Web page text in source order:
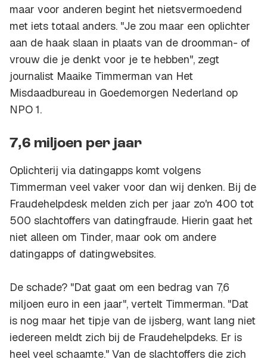
maar voor anderen begint het nietsvermoedend
met iets totaal anders. "Je zou maar een oplichter
aan de haak slaan in plaats van de droomman- of
vrouw die je denkt voor je te hebben", zegt
journalist Maaike Timmerman van Het
Misdaadbureau in Goedemorgen Nederland op
NPO 1.
7,6 miljoen per jaar
Oplichterij via datingapps komt volgens
Timmerman veel vaker voor dan wij denken. Bij de
Fraudehelpdesk melden zich per jaar zo'n 400 tot
500 slachtoffers van datingfraude. Hierin gaat het
niet alleen om Tinder, maar ook om andere
datingapps of datingwebsites.
De schade? "Dat gaat om een bedrag van 7,6
miljoen euro in een jaar", vertelt Timmerman. "Dat
is nog maar het tipje van de ijsberg, want lang niet
iedereen meldt zich bij de Fraudehelpdeks. Er is
heel veel schaamte." Van de slachtoffers die zich